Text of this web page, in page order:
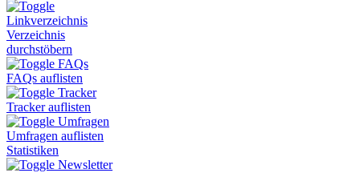
Linkverzeichnis
Verzeichnis
durchstöbern
FAQs
FAQs auflisten
Tracker
Tracker auflisten
Umfragen
Umfragen auflisten
Statistiken
Newsletter